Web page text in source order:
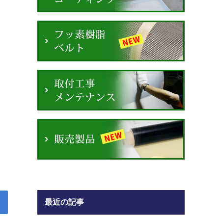
最近の記事